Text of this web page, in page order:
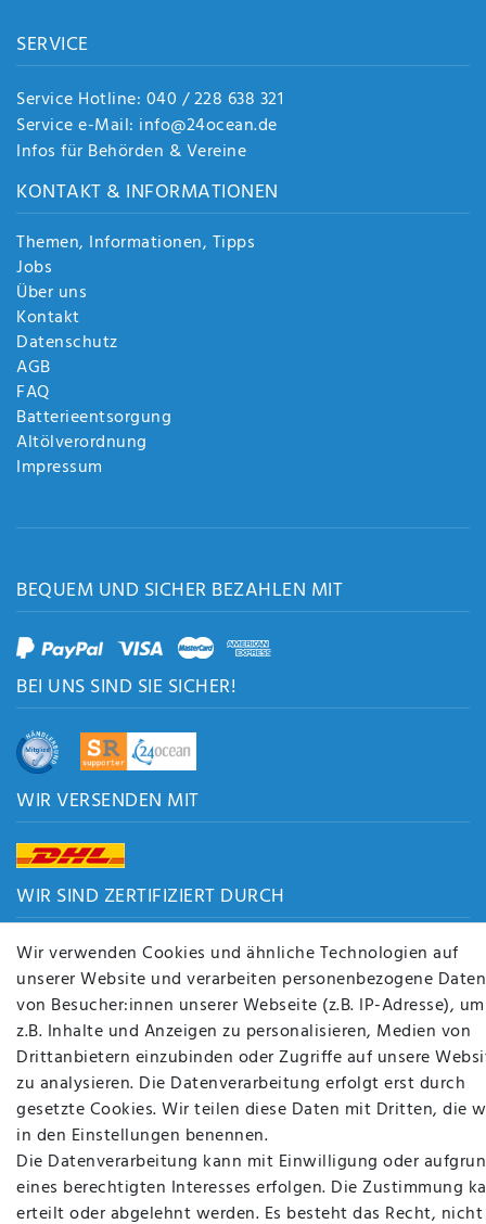
SERVICE
Service Hotline: 040 / 228 638 321
Service e-Mail: info@24ocean.de
Infos für Behörden & Vereine
KONTAKT & INFORMATIONEN
Themen, Informationen, Tipps
Jobs
Über uns
Kontakt
Datenschutz
AGB
FAQ
Batterieentsorgung
Altölverordnung
Impressum
BEQUEM UND SICHER BEZAHLEN MIT
BEI UNS SIND SIE SICHER!
WIR VERSENDEN MIT
WIR SIND ZERTIFIZIERT DURCH
Wir verwenden Cookies und ähnliche Technologien auf
unserer Website und verarbeiten personenbezogene Daten
von Besucher:innen unserer Webseite (z.B. IP-Adresse), um
z.B. Inhalte und Anzeigen zu personalisieren, Medien von
Drittanbietern einzubinden oder Zugriffe auf unsere
zu analysieren. Die Datenverarbeitung erfolgt erst durch
gesetzte Cookies. Wir teilen diese Daten mit Dritten, die
in den Einstellungen benennen.
Die Datenverarbeitung kann mit Einwilligung oder
eines berechtigten Interesses erfolgen. Die Zustimmung
erteilt oder abgelehnt werden. Es besteht das Recht, nicht
BACK TO TOP